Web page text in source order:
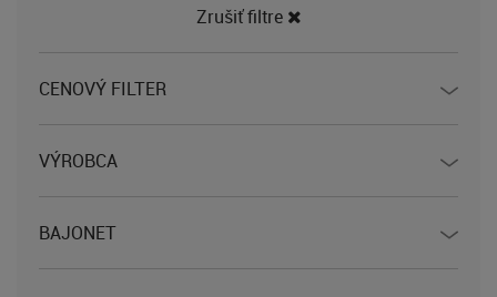
CENOVÝ FILTER
VÝROBCA
BAJONET
Zrušiť filtre